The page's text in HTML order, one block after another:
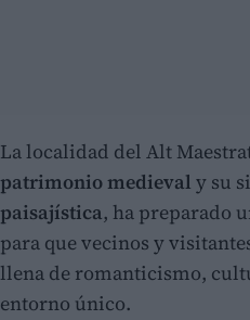
La localidad del Alt
patrimonio medieval y su
paisajística, ha preparado
para que vecinos y
llena de romanticismo,
entorno único.